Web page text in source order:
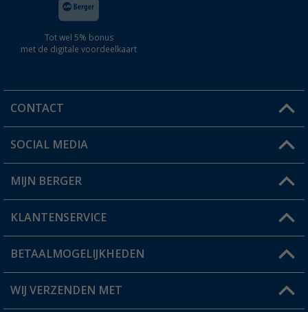
Tot wel 5% bonus
met de digitale voordeelkaart
CONTACT
Een vraag?
Winkel vinden
SOCIAL MEDIA
MIJN BERGER
Mijn account
Status bestelling
Verlanglijstje
KLANTENSERVICE
FAQ & Contact
Verzendinformatie
BETAALMOGELIJKHEDEN
WIJ VERZENDEN MET